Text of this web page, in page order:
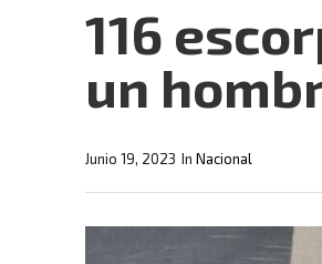
116
un
In Nacional
Junio 19, 2023